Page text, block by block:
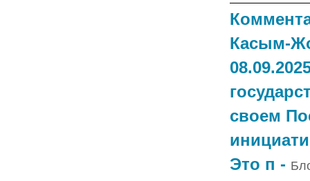
Касым-
своем
Это п -